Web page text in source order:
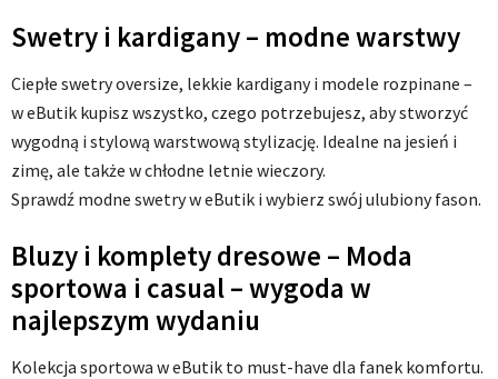
Swetry i kardigany – modne warstwy
Ciepłe swetry oversize, lekkie kardigany i modele rozpinane –
w eButik kupisz wszystko, czego potrzebujesz, aby stworzyć
wygodną i stylową warstwową stylizację. Idealne na jesień i
zimę, ale także w chłodne letnie wieczory.
Sprawdź modne swetry w eButik i wybierz swój ulubiony fason.
Bluzy i komplety dresowe – Moda
sportowa i casual – wygoda w
najlepszym wydaniu
Kolekcja sportowa w eButik to must-have dla fanek komfortu.